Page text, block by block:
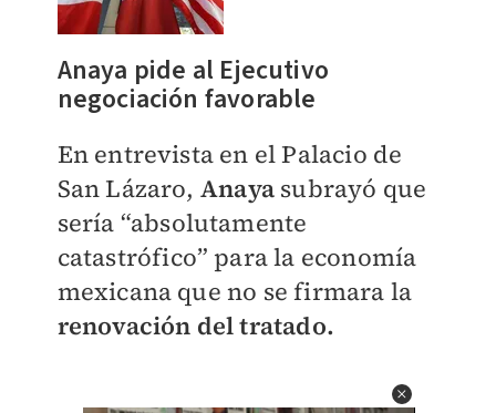
Anaya pide al Ejecutivo
negociación favorable
En entrevista en el Palacio de
San Lázaro, Anaya subrayó que
sería “absolutamente
catastrófico” para la economía
mexicana que no se firmara la
renovación del tratado.